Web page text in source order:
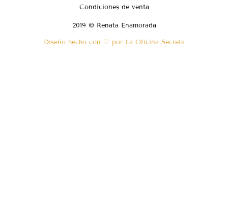
Condiciones de venta
2019 © Renata Enamorada
Diseño hecho con ♡ por La Oficina Secreta